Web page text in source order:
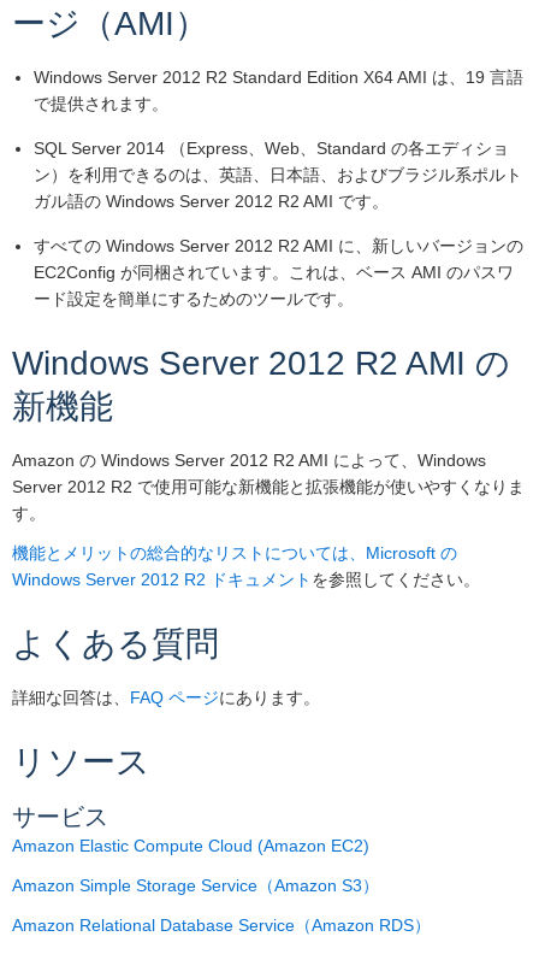
ージ（AMI）
Windows Server 2012 R2 Standard Edition X64 AMI は、19 言語
で提供されます。
SQL Server 2014 （Express、Web、Standard の各エディショ
ン）を利用できるのは、英語、日本語、およびブラジル系ポルト
ガル語の Windows Server 2012 R2 AMI です。
すべての Windows Server 2012 R2 AMI に、新しいバージョンの
EC2Config が同梱されています。これは、ベース AMI のパスワ
ード設定を簡単にするためのツールです。
Windows Server 2012 R2 AMI の
新機能
Amazon の Windows Server 2012 R2 AMI によって、Windows
Server 2012 R2 で使用可能な新機能と拡張機能が使いやすくなりま
す。
機能とメリットの総合的なリストについては、Microsoft の
Windows Server 2012 R2 ドキュメント を参照してください。
よくある質問
詳細な回答は、 FAQ ページにあります。
リソース
サービス
Amazon Elastic Compute Cloud (Amazon EC2)
Amazon Simple Storage Service（Amazon S3）
Amazon Relational Database Service（Amazon RDS）